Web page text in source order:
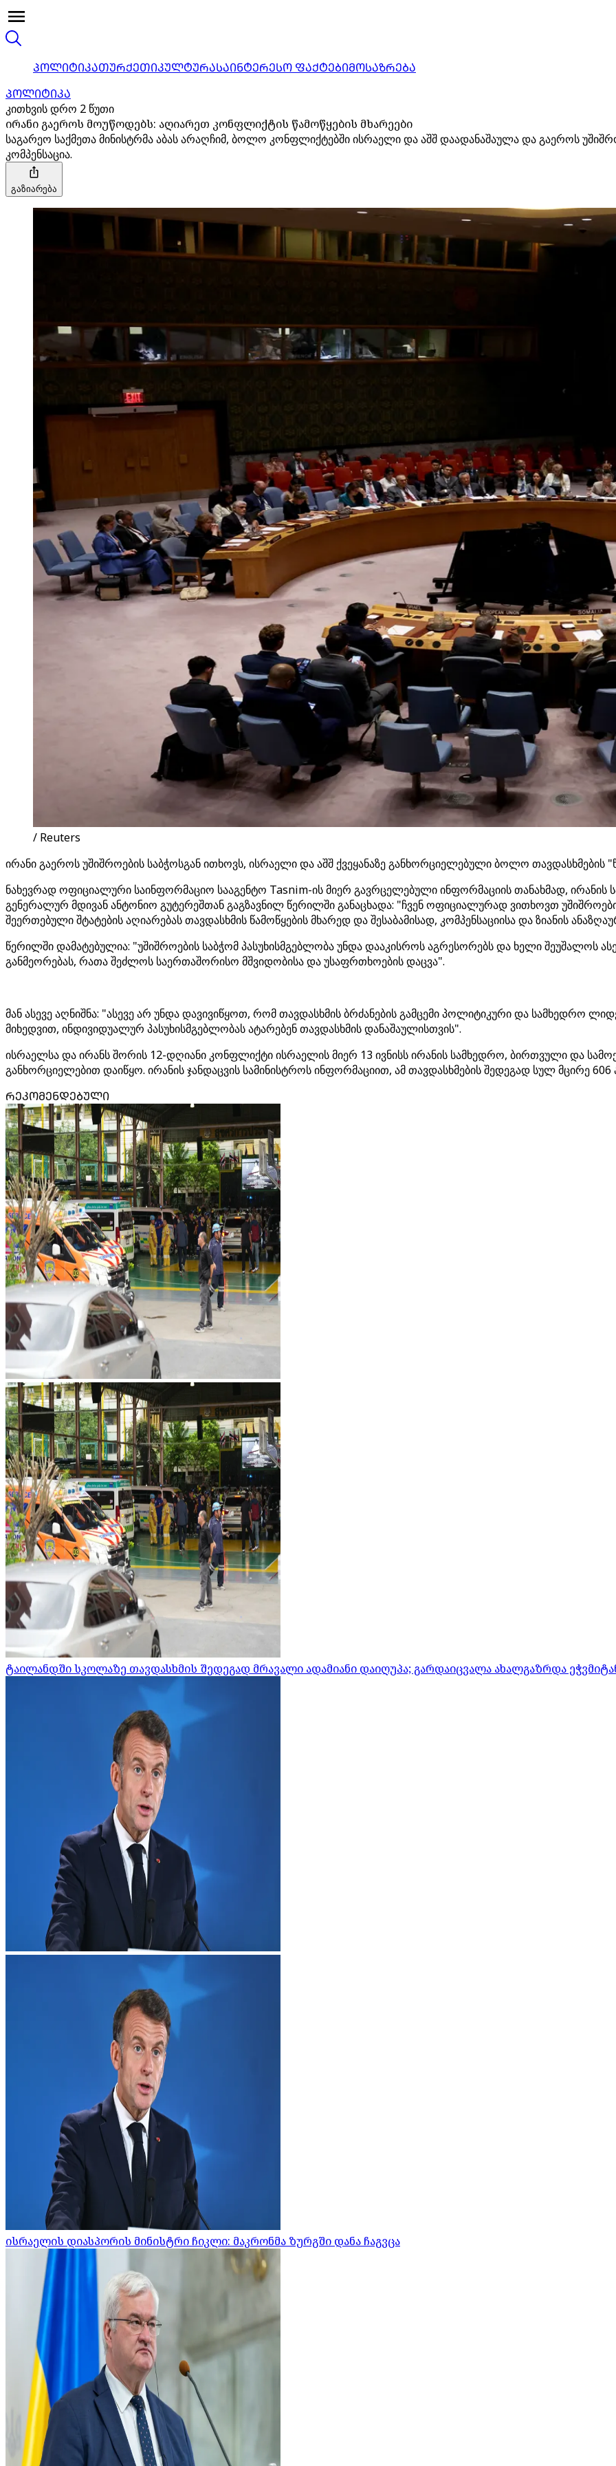
ᲞᲝᲚᲘᲢᲘᲙᲐᲗᲣᲠᲥᲔᲗᲘᲙᲣᲚᲢᲣᲠᲐᲡᲐᲘᲜᲢᲔᲠᲔᲡᲝ ᲤᲐᲥᲢᲔᲑᲘᲛᲝᲡᲐᲖᲠᲔᲑᲐ
ᲞᲝᲚᲘᲢᲘᲙᲐ
კითხვის დრო 2 წუთი
ირანი გაეროს მოუწოდებს: აღიარეთ კონფლიქტის წამოწყების მხარეები
საგარეო საქმეთა მინისტრმა აბას არაღჩიმ, ბოლო კონფლიქტებში ისრაელი და აშშ დაადანაშაულა და გაეროს
კომპენსაცია.
გაზიარება
/ Reuters
ირანი გაეროს უშიშროების საბჭოსგან ითხოვს, ისრაელი და აშშ ქვეყანაზე განხორციელებული ბოლო თავდასხმების
ნახევრად ოფიციალური საინფორმაციო სააგენტო Tasnim-ის მიერ გავრცელებული ინფორმაციის თანახმად, ირანის
გენერალურ მდივან ანტონიო გუტერეშთან გაგზავნილ წერილში განაცხადა: "ჩვენ ოფიციალურად ვითხოვთ
შეერთებული შტატების აღიარებას თავდასხმის წამოწყების მხარედ და შესაბამისად, კომპენსაციისა და ზიანის
წერილში დამატებულია: "უშიშროების საბჭომ პასუხისმგებლობა უნდა დააკისროს აგრესორებს და ხელი შეუშალოს
განმეორებას, რათა შეძლოს საერთაშორისო მშვიდობისა და უსაფრთხოების დაცვა".
მან ასევე აღნიშნა: "ასევე არ უნდა დავივიწყოთ, რომ თავდასხმის ბრძანების გამცემი პოლიტიკური და სამხედრო
მიხედვით, ინდივიდუალურ პასუხისმგებლობას ატარებენ თავდასხმის დანაშაულისთვის".
ისრაელსა და ირანს შორის 12-დღიანი კონფლიქტი ისრაელის მიერ 13 ივნისს ირანის სამხედრო, ბირთვული და
განხორციელებით დაიწყო. ირანის ჯანდაცვის სამინისტროს ინფორმაციით, ამ თავდასხმების შედეგად სულ მცირე
ᲠᲔᲙᲝᲛᲔᲜᲓᲔᲑᲣᲚᲘ
ტაილანდში სკოლაზე თავდასხმის შედეგად მრავალი ადამიანი დაიღუპა; გარდაიცვალა ახალგაზრდა
ისრაელის დიასპორის მინისტრი ჩიკლი: მაკრონმა ზურგში დანა ჩაგვცა